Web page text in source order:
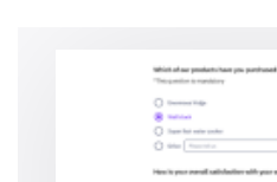
Ascendant Sign: